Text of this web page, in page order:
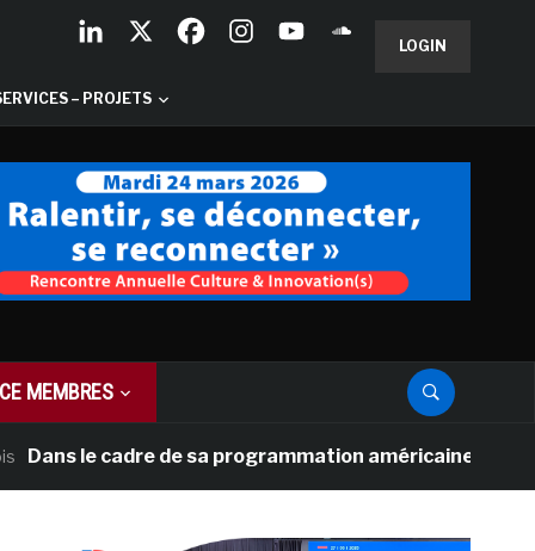
LOGIN
– PROJETS
MEMBRES
le cadre de sa programmation américaine, Versailles